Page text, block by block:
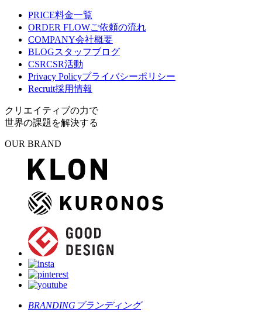
PRICE料金一覧
ORDER FLOWご依頼の流れ
COMPANY会社概要
BLOGスタッフブログ
CSRCSR活動
Privacy Policyプライバシーポリシー
Recruit採用情報
クリエイティブの力で
世界の課題を解決する
OUR BRAND
BRANDING ブランディング